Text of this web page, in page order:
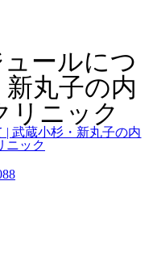
ールにつ
丸子の内
リニック